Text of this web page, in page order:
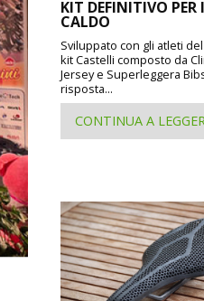
KIT DEFINITIVO PER
CALDO
Sviluppato con gli atleti
kit Castelli composto da
Jersey e Superleggera
risposta...
CONTINUA A